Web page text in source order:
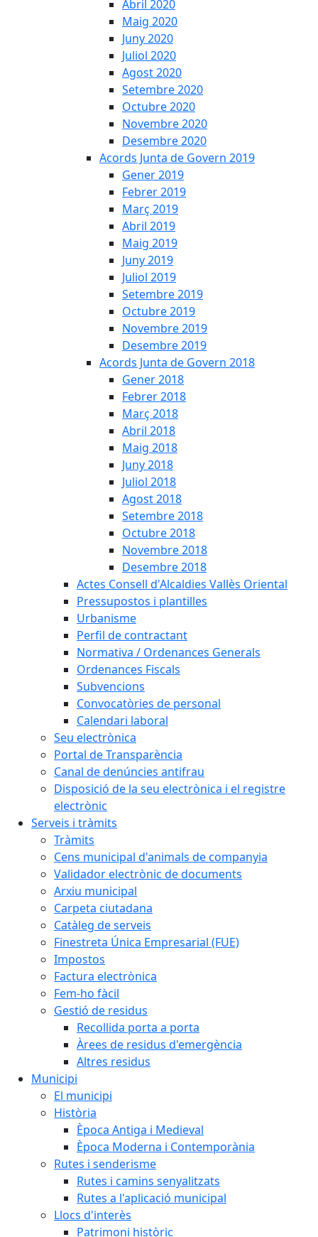
Abril 2020
Maig 2020
Juny 2020
Juliol 2020
Agost 2020
Setembre 2020
Octubre 2020
Novembre 2020
Desembre 2020
Acords Junta de Govern 2019
Gener 2019
Febrer 2019
Març 2019
Abril 2019
Maig 2019
Juny 2019
Juliol 2019
Setembre 2019
Octubre 2019
Novembre 2019
Desembre 2019
Acords Junta de Govern 2018
Gener 2018
Febrer 2018
Març 2018
Abril 2018
Maig 2018
Juny 2018
Juliol 2018
Agost 2018
Setembre 2018
Octubre 2018
Novembre 2018
Desembre 2018
Actes Consell d'Alcaldies Vallès Oriental
Pressupostos i plantilles
Urbanisme
Perfil de contractant
Normativa / Ordenances Generals
Ordenances Fiscals
Subvencions
Convocatòries de personal
Calendari laboral
Seu electrònica
Portal de Transparència
Canal de denúncies antifrau
Disposició de la seu electrònica i el registre
electrònic
Serveis i tràmits
Tràmits
Cens municipal d'animals de companyia
Validador electrònic de documents
Arxiu municipal
Carpeta ciutadana
Catàleg de serveis
Finestreta Única Empresarial (FUE)
Impostos
Factura electrònica
Fem-ho fàcil
Gestió de residus
Recollida porta a porta
Àrees de residus d'emergència
Altres residus
Municipi
El municipi
Història
Època Antiga i Medieval
Època Moderna i Contemporània
Rutes i senderisme
Rutes i camins senyalitzats
Rutes a l'aplicació municipal
Llocs d'interès
Patrimoni històric